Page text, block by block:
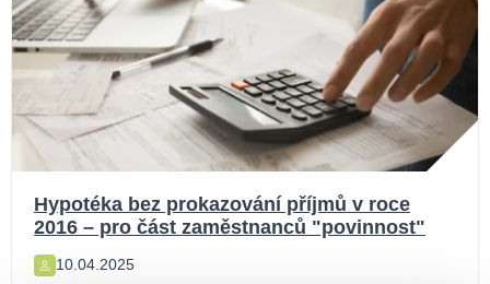
Hypotéka bez prokazování příjmů v roce
2016 – pro část zaměstnanců "povinnost"
10.04.2025